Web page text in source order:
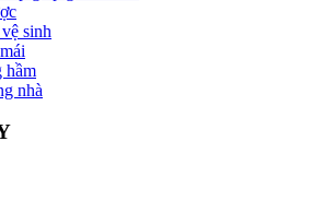
sinh
hầm
nhà